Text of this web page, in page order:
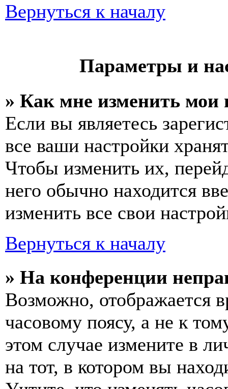
Вернуться к началу
Параметры и
» Как мне изменить мои
Если вы являетесь
все ваши настройки
Чтобы изменить их,
него обычно находится
изменить все свои
Вернуться к началу
» На конференции
Возможно, отображается
часовому поясу, а не к
этом случае измените в
на тот, в котором вы